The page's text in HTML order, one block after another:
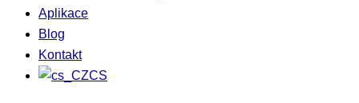
Aplikace
Blog
Kontakt
CS